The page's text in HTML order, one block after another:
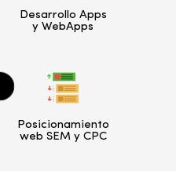
Desarrollo Apps
y WebApps
Posicionamiento
web SEM y CPC